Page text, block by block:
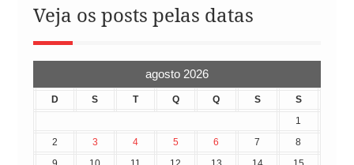
Veja os posts pelas datas
agosto 2026
D S T Q Q S
S
1
2
3 4 5 6 7
8